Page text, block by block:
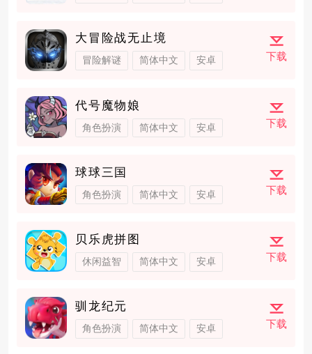
大冒险战无止境
冒险解谜 简体中文 安卓 下载
代号魔物娘
角色扮演 简体中文 安卓 下载
球球三国
角色扮演 简体中文 安卓 下载
贝乐虎拼图
休闲益智 简体中文 安卓 下载
驯龙纪元
角色扮演 简体中文 安卓 下载